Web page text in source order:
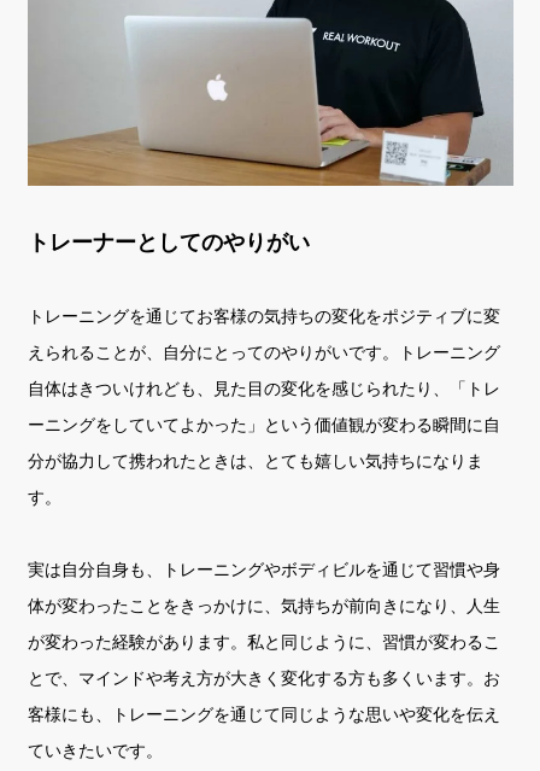
トレーナーとしてのやりがい
トレーニングを通じてお客様の気持ちの変化をポジティブに変
えられることが、自分にとってのやりがいです。トレーニング
自体はきついけれども、見た目の変化を感じられたり、「トレ
ーニングをしていてよかった」という価値観が変わる瞬間に自
分が協力して携われたときは、とても嬉しい気持ちになりま
す。
実は自分自身も、トレーニングやボディビルを通じて習慣や身
体が変わったことをきっかけに、気持ちが前向きになり、人生
が変わった経験があります。私と同じように、習慣が変わるこ
とで、マインドや考え方が大きく変化する方も多くいます。お
客様にも、トレーニングを通じて同じような思いや変化を伝え
ていきたいです。